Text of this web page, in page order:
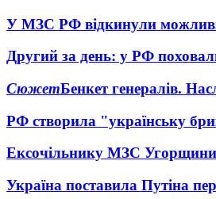
У МЗС РФ відкинули
Другий за день: у РФ
СюжетБенкет генералів.
РФ створила "українську
Ексочільнику МЗС Угорщини
Україна поставила Путіна